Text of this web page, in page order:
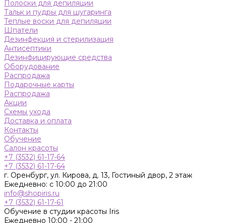
Полоски для депиляции
Тальк и пудры для шугаринга
Теплые воски для депиляции
Шпатели
Дезинфекция и стерилизация
Антисептики
Дезинфицирующие средства
Оборудование
Распродажа
Подарочные карты
Распродажа
Акции
Схемы ухода
Доставка и оплата
Контакты
Обучение
Салон красоты
+7 (3532) 61-17-64
+7 (3532) 61-17-64
г. Оренбург, ул. Кирова, д. 13, Гостиный двор, 2 этаж
Ежедневно: с 10:00 до 21:00
info@shopiris.ru
+7 (3532) 61-17-61
Обучение в студии красоты Iris
Ежедневно 10:00 - 21:00